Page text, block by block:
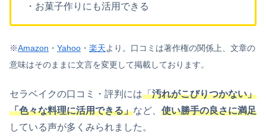
・お菓子作りにも活用できる
※Amazon ・ Yahoo ・ 楽天より。 口コミは著作権の関係上、文章の
意味はそのままに文言を変更して掲載しております。
セラベイクの口コミ・評判には「汚れがこびりつかない」
「色々な料理に活用できる」など、 使い勝手の良さに満足
している声が多くみられました。